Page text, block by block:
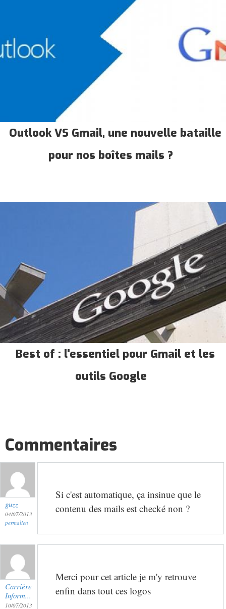
Outlook VS Gmail, une nouvelle bataille
pour nos boîtes mails ?
Best of : l'essentiel pour Gmail et les
outils Google
Commentaires
guzz
04/07/2013
permalien
Si c'est automatique, ça insinue que le
contenu des mails est checké non ?
Carrière
Inform...
10/07/2013
Merci pour cet article je m'y retrouve
enfin dans tout ces logos